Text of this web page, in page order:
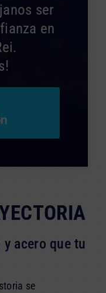
ser
en
acero que tu
se